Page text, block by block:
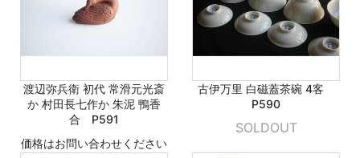
渡辺弥兵衛 初代 常滑元光斎
か 村田長七作か 朱泥 鴨香
合 P591
価格はお問い合わせください
古伊万里 白磁蓋茶碗 4客
P590
SOLDOUT